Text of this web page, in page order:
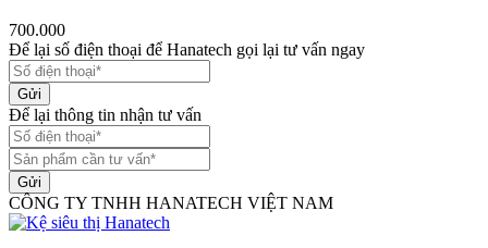
700.000
Để lại số điện thoại để Hanatech gọi lại tư vấn ngay
Gửi
Để lại thông tin nhận tư vấn
Gửi
CÔNG TY TNHH HANATECH VIỆT NAM